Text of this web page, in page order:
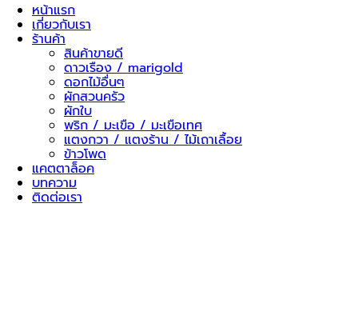
หน้าแรก
เกี่ยวกับเรา
ร้านค้า
สินค้าขายดี
ดาวเรือง / marigold
ดอกไม้อื่นๆ
ผักสวนครัว
ผักใบ
พริก / มะเขือ / มะเขือเทศ
แตงกวา / แตงร้าน / ไม้เถาเลื้อย
ข้าวโพด
แคตตาล็อค
บทความ
ติดต่อเรา